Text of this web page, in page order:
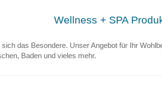
Wellness + SPA
das Besondere. Unser Angebot für Ihr
Baden und vieles mehr.